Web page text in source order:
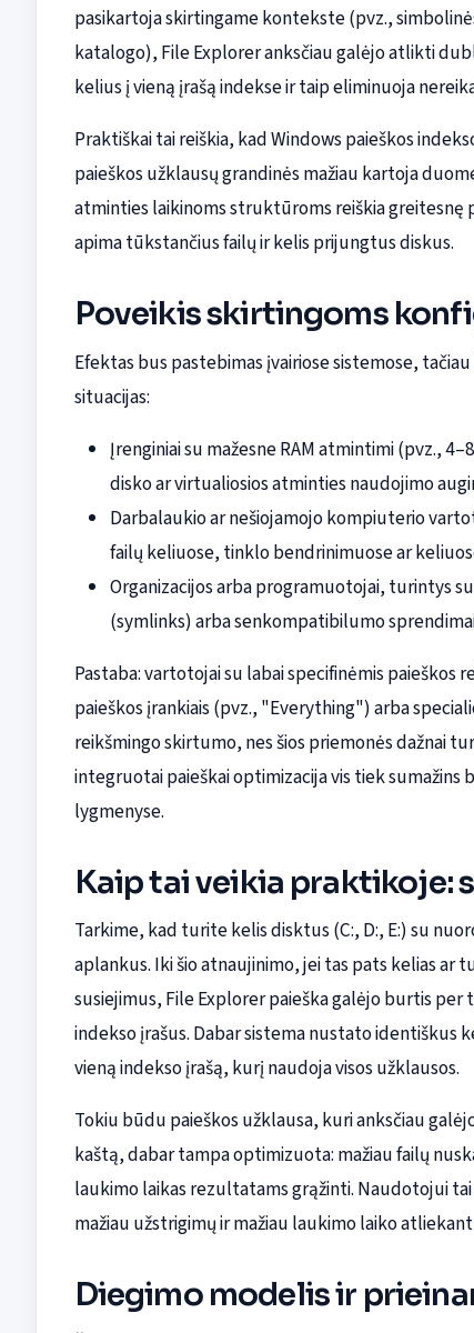
pasikartoja skirtingame kontekste (pvz.,
katalogo), File Explorer anksčiau galėjo atlikti
kelius į vieną įrašą indekse ir taip eliminuoja
Praktiškai tai reiškia, kad Windows paieškos
paieškos užklausų grandinės mažiau kartoja
atminties laikinoms struktūroms reiškia greitesnę
apima tūkstančius failų ir kelis prijungtus diskus.
Poveikis skirtingoms
Efektas bus pastebimas įvairiose sistemose,
situacijas:
Įrenginiai su mažesne RAM atmintimi (pvz.,
disko ar virtualiosios atminties naudojimo
Darbalaukio ar nešiojamojo kompiuterio
failų keliuose, tinklo bendrinimuose ar
Organizacijos arba programuotojai, turintys
(symlinks) arba senkompatibilumo
Pastaba: vartotojai su labai specifinėmis
paieškos įrankiais (pvz., "Everything") arba
reikšmingo skirtumo, nes šios priemonės dažnai
integruotai paieškai optimizacija vis tiek sumažins
lygmenyse.
Kaip tai veikia praktikoje:
Tarkime, kad turite kelis disktus (C:, D:, E:) su
aplankus. Iki šio atnaujinimo, jei tas pats kelias ar
susiejimus, File Explorer paieška galėjo burtis
indekso įrašus. Dabar sistema nustato identiškus
vieną indekso įrašą, kurį naudoja visos užklausos.
Tokiu būdu paieškos užklausa, kuri anksčiau
kaštą, dabar tampa optimizuota: mažiau failų
laukimo laikas rezultatams grąžinti. Naudotojui
mažiau užstrigimų ir mažiau laukimo laiko
Diegimo modelis ir